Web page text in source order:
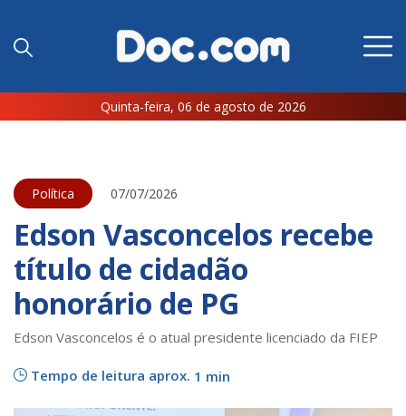
Quinta-feira, 06 de agosto de 2026
Política 07/07/2026
Edson Vasconcelos recebe
título de cidadão
honorário de PG
Edson Vasconcelos é o atual presidente licenciado da FIEP
Tempo de leitura aprox. 1 min